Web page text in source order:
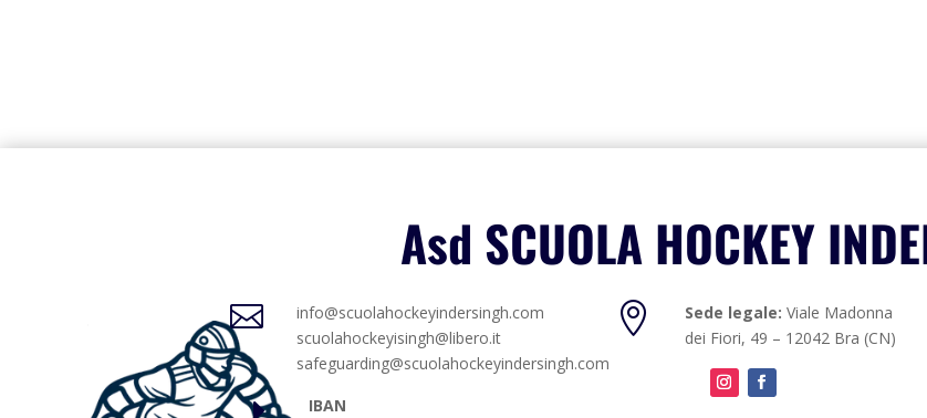
Asd SCUOLA HOCKEY

info@scuolahockeyindersingh.com
scuolahockeyisingh@libero.it
safeguarding@scuolahockeyindersingh.com
IBAN
 Sede legale:Viale Madonna
dei Fiori, 49 – 12042 Bra (CN)